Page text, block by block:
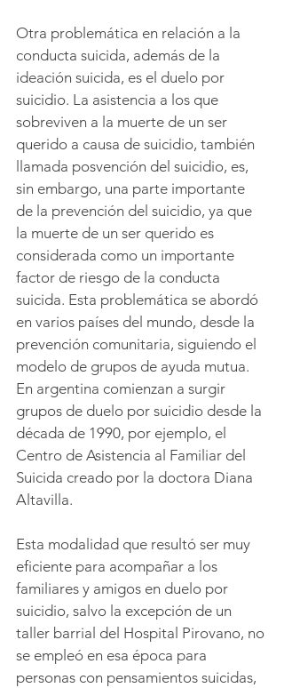
Otra problemática en relación a la
conducta suicida, además de la
ideación suicida, es el duelo por
suicidio. La asistencia a los que
sobreviven a la muerte de un ser
querido a causa de suicidio, también
llamada posvención del suicidio, es,
sin embargo, una parte importante
de la prevención del suicidio, ya que
la muerte de un ser querido es
considerada como un importante
factor de riesgo de la conducta
suicida. Esta problemática se abordó
en varios países del mundo, desde la
prevención comunitaria, siguiendo el
modelo de grupos de ayuda mutua.
En argentina comienzan a surgir
grupos de duelo por suicidio desde la
década de 1990, por ejemplo, el
Centro de Asistencia al Familiar del
Suicida creado por la doctora Diana
Altavilla.
Esta modalidad que resultó ser muy
eficiente para acompañar a los
familiares y amigos en duelo por
suicidio, salvo la excepción de un
taller barrial del Hospital Pirovano, no
se empleó en esa época para
personas con pensamientos suicidas,